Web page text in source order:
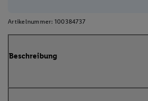
Artikelnummer: 100384737
Beschreibung